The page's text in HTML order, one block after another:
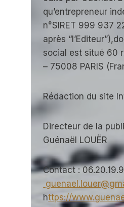
qu’entrepreneur
n°SIRET 999 937
après
social est situé 60
– 75008 PARIS
Rédaction du site
Directeur de la
Guénaël LOUËR
Contact :
https://